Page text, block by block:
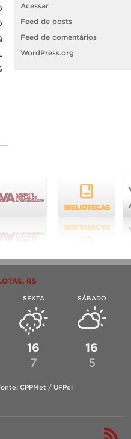
Acessar
Feed de posts
Feed de comentários
WordPress.org
RS
SEXTA
16
7
SÁBADO
16
5
CPPMet / UFPel